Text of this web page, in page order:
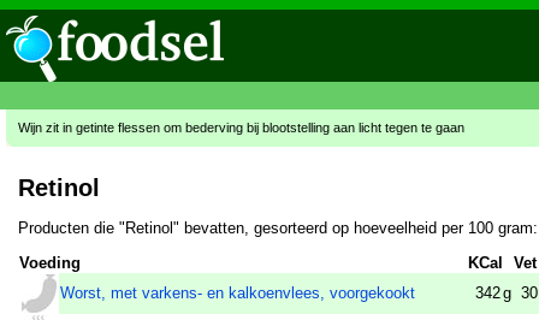
Wijn zit in getinte flessen om bederving bij blootstelling aan licht tegen te gaan
Retinol
Producten die "Retinol" bevatten, gesorteerd op hoeveelheid per 100 gram:
Voeding
KCal
Vet
Worst, met varkens- en kalkoenvlees, voorgekookt
342g